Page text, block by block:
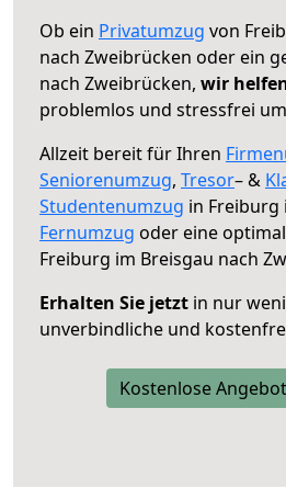
Ob ein Privatumzug von
nach Zweibrücken oder ein
nach Zweibrücken, wir
problemlos und stressfrei
Allzeit bereit für Ihren
Seniorenumzug, Tresor– &
Studentenumzug in Freiburg
Fernumzug oder eine
Freiburg im Breisgau nach
Erhalten Sie jetzt in nur
unverbindliche und
Kostenlose